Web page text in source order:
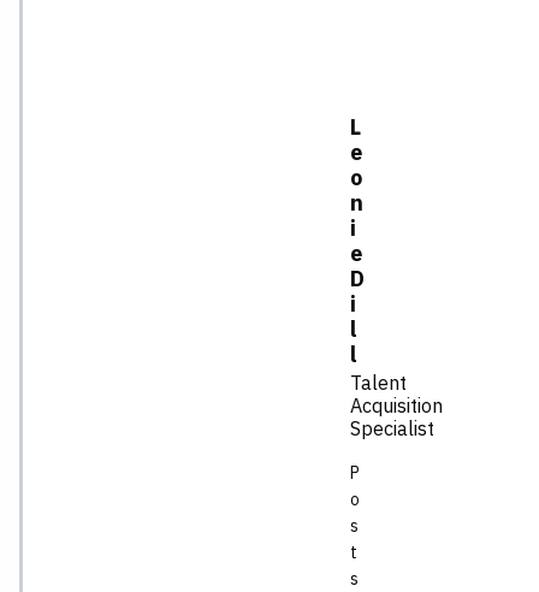
L
e
o
n
i
e
D
i
l
l
Talent
Acquisition
Specialist
P
o
s
t
s